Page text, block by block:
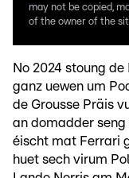
may not be copied,
of the owner of the
No 2024 stoung
ganz uewen um
de Grousse Präis
an domadder seng
éischt mat Ferrari
huet sech virum